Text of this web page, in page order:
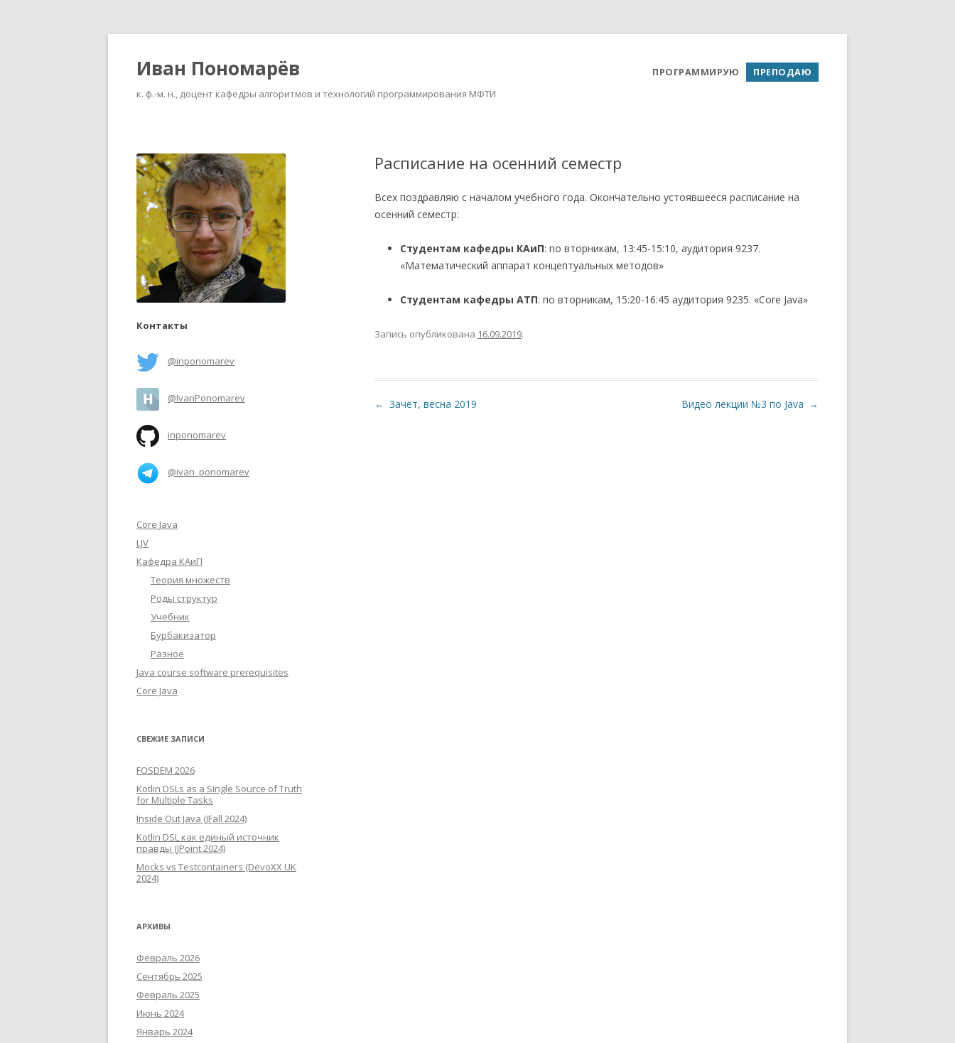
Иван Пономарёв
к. ф.-м. н., доцент кафедры алгоритмов и технологий программирования МФТИ
ПРОГРАММИРУЮ ПРЕПОДАЮ
Расписание на осенний семестр
Всех поздравляю с началом учебного года. Окончательно устоявшееся расписание на
осенний семестр:
Студентам кафедры КАиП: по вторникам, 13:45-15:10, аудитория 9237.
«Математический аппарат концептуальных методов»
Студентам кафедры АТП: по вторникам, 15:20-16:45 аудитория 9235. «Core Java»
Запись опубликована 16.09.2019.
Навигация по записям
← Зачёт, весна 2019 Видео лекции №3 по Java →
Контакты
@inponomarev
@IvanPonomarev
inponomarev
@ivan_ponomarev
Core Java
LJV
Кафедра КАиП
Теория множеств
Роды структур
Учебник
Бурбакизатор
Разное
Java course software prerequisites
Core Java
СВЕЖИЕ ЗАПИСИ
FOSDEM 2026
Kotlin DSLs as a Single Source of Truth
for Multiple Tasks
Inside Out Java (JFall 2024)
Kotlin DSL как единый источник
правды (JPoint 2024)
Mocks vs Testcontainers (DevoXX UK
2024)
АРХИВЫ
Февраль 2026
Сентябрь 2025
Февраль 2025
Июнь 2024
Январь 2024